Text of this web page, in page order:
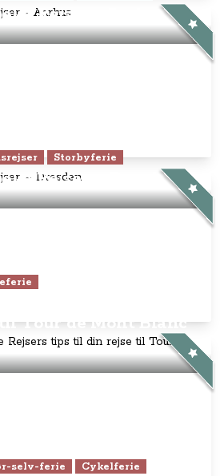
Rejser - Aarhus
Storbyferie
Rejser – Dresden
Tour de Mont Blanc
selv-ferie Cykelferie